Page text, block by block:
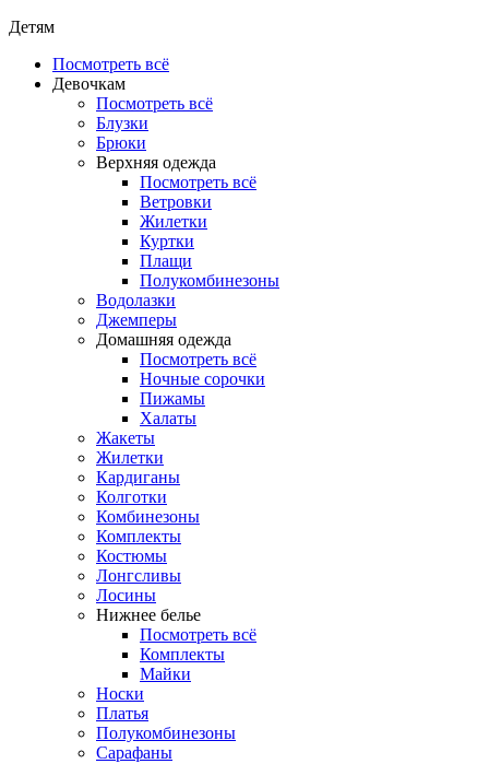
Детям
Посмотреть всё
Девочкам
Посмотреть всё
Блузки
Брюки
Верхняя одежда
Посмотреть всё
Ветровки
Жилетки
Куртки
Плащи
Полукомбинезоны
Водолазки
Джемперы
Домашняя одежда
Посмотреть всё
Ночные сорочки
Пижамы
Халаты
Жакеты
Жилетки
Кардиганы
Колготки
Комбинезоны
Комплекты
Костюмы
Лонгсливы
Лосины
Нижнее белье
Посмотреть всё
Комплекты
Майки
Носки
Платья
Полукомбинезоны
Сарафаны